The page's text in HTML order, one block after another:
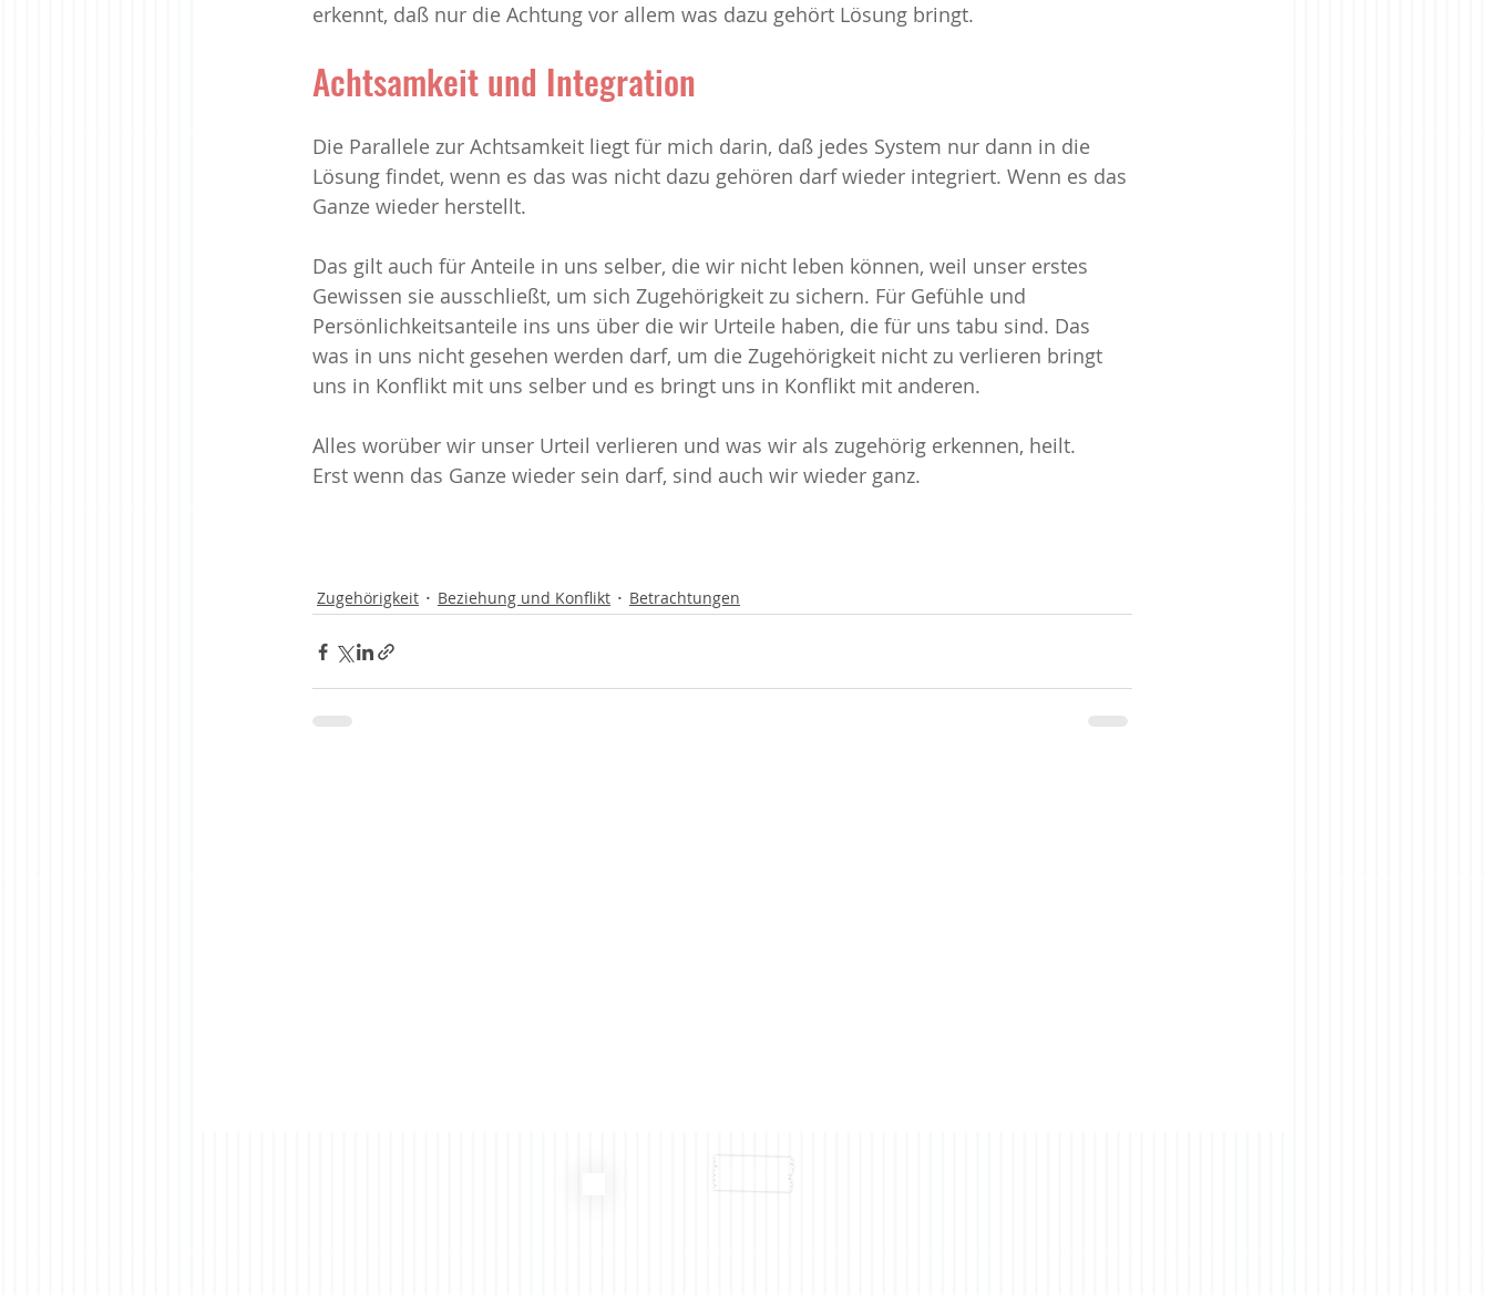
erkennt, daß nur die Achtung vor allem was dazu gehört Lösung bringt.
Achtsamkeit und Integration
Die Parallele zur Achtsamkeit liegt für mich darin, daß jedes System nur dann in die
Lösung findet, wenn es das was nicht dazu gehören darf wieder integriert. Wenn es das
Ganze wieder herstellt.
Das gilt auch für Anteile in uns selber, die wir nicht leben können, weil unser erstes
Gewissen sie ausschließt, um sich Zugehörigkeit zu sichern. Für Gefühle und
Persönlichkeitsanteile ins uns über die wir Urteile haben, die für uns tabu sind. Das
was in uns nicht gesehen werden darf, um die Zugehörigkeit nicht zu verlieren bringt
uns in Konflikt mit uns selber und es bringt uns in Konflikt mit anderen.
Alles worüber wir unser Urteil verlieren und was wir als zugehörig erkennen, heilt.
Erst wenn das Ganze wieder sein darf, sind auch wir wieder ganz.
Zugehörigkeit Beziehung und Konflikt Betrachtungen